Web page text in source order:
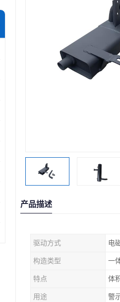
产品描述
驱动方式 电
构造类型 一
特点 体
用途 警